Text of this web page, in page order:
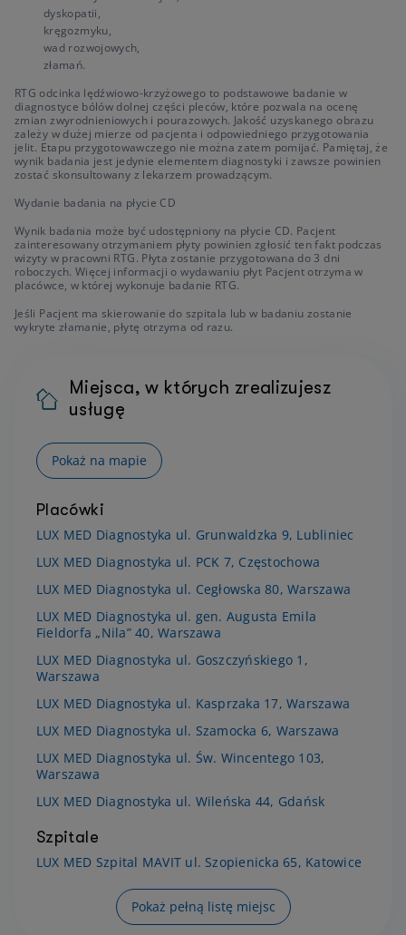
dyskopatii,
kręgozmyku,
wad rozwojowych,
złamań.
RTG odcinka lędźwiowo-krzyżowego to podstawowe badanie w
diagnostyce bólów dolnej części pleców, które pozwala na ocenę
zmian zwyrodnieniowych i pourazowych. Jakość uzyskanego obrazu
zależy w dużej mierze od pacjenta i odpowiedniego przygotowania
jelit. Etapu przygotowawczego nie można zatem pomijać. Pamiętaj, że
wynik badania jest jedynie elementem diagnostyki i zawsze powinien
zostać skonsultowany z lekarzem prowadzącym.
Wydanie badania na płycie CD
Wynik badania może być udostępniony na płycie CD. Pacjent
zainteresowany otrzymaniem płyty powinien zgłosić ten fakt podczas
wizyty w pracowni RTG. Płyta zostanie przygotowana do 3 dni
roboczych. Więcej informacji o wydawaniu płyt Pacjent otrzyma w
placówce, w której wykonuje badanie RTG.
Jeśli Pacjent ma skierowanie do szpitala lub w badaniu zostanie
wykryte złamanie, płytę otrzyma od razu.
Miejsca, w których zrealizujesz
usługę
Pokaż na mapie
Placówki
LUX MED Diagnostyka ul. Grunwaldzka 9, Lubliniec
LUX MED Diagnostyka ul. PCK 7, Częstochowa
LUX MED Diagnostyka ul. Cegłowska 80, Warszawa
LUX MED Diagnostyka ul. gen. Augusta Emila
Fieldorfa „Nila” 40, Warszawa
LUX MED Diagnostyka ul. Goszczyńskiego 1,
Warszawa
LUX MED Diagnostyka ul. Kasprzaka 17, Warszawa
LUX MED Diagnostyka ul. Szamocka 6, Warszawa
LUX MED Diagnostyka ul. Św. Wincentego 103,
Warszawa
LUX MED Diagnostyka ul. Wileńska 44, Gdańsk
Szpitale
LUX MED Szpital MAVIT ul. Szopienicka 65, Katowice
Pokaż pełną listę miejsc